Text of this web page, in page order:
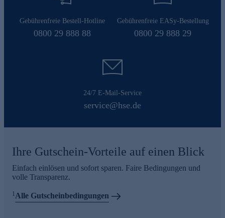
Gebührenfreie Bestell-Hotline
0800 29 888 88
Gebührenfreie EASy-Bestellung
0800 29 888 29
24/7 E-Mail-Service
service@hse.de
Ihre Gutschein-Vorteile auf einen Blick
Einfach einlösen und sofort sparen. Faire Bedingungen und
volle Transparenz.
1Alle Gutscheinbedingungen